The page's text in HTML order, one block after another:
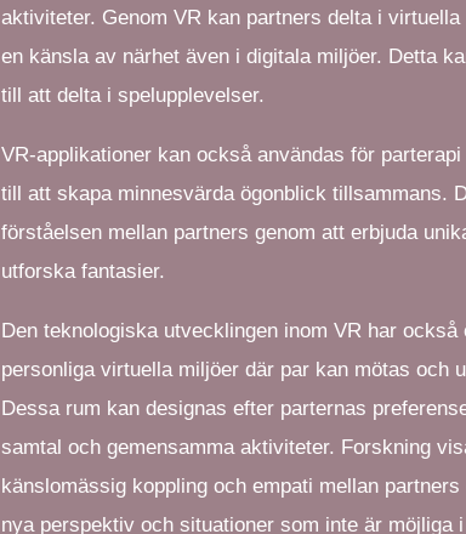
aktiviteter. Genom VR kan partners delta i
en känsla av närhet även i digitala miljöer. Detta
till att delta i spelupplevelser.
VR-applikationer kan också användas för
till att skapa minnesvärda ögonblick tillsammans.
förståelsen mellan partners genom att erbjuda
utforska fantasier.
Den teknologiska utvecklingen inom VR har
personliga virtuella miljöer där par kan mötas och
Dessa rum kan designas efter parternas
samtal och gemensamma aktiviteter. Forskning
känslomässig koppling och empati mellan
nya perspektiv och situationer som inte är möjliga